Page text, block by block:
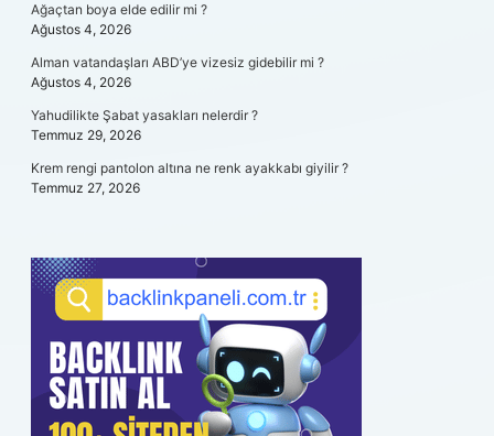
Ağaçtan boya elde edilir mi ?
Ağustos 4, 2026
Alman vatandaşları ABD’ye vizesiz gidebilir mi ?
Ağustos 4, 2026
Yahudilikte Şabat yasakları nelerdir ?
Temmuz 29, 2026
Krem rengi pantolon altına ne renk ayakkabı giyilir ?
Temmuz 27, 2026